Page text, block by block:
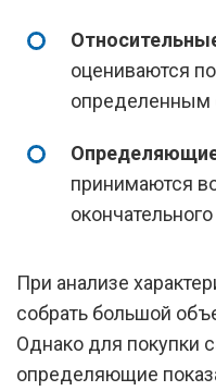
оцениваются
определенным
принимаются
При анализе
собрать большой
Однако для
определяющие